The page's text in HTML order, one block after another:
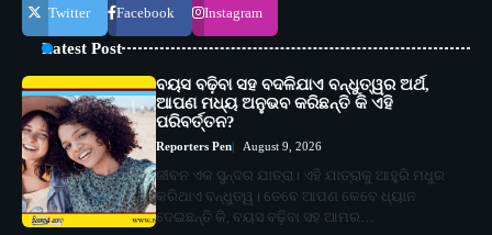
Twitter Facebook Instagram
Latest Post
ବୟସ ବଢ଼ିବା ସହ ବଦଳିଯାଏ ବନ୍ଧୁତ୍ୱର ଅର୍ଥ,
ଆପଣ ମଧ୍ୟ ଅନୁଭବ କରିଛନ୍ତି କି ଏହି
ପରିବର୍ତ୍ତନ?
Reporters Pen August 9, 2026
ଜୀବନ ଏକ ସୁନ୍ଦର ଯାତ୍ରା। ଏହି ଯାତ୍ରାକୁ ଆହୁରି ମଧୁର
କରିଥାଏ ବନ୍ଧୁତ୍ୱ। ତେବେ ଆପଣ କେବେ ଧ୍ୟାନ
ଦେଇଛନ୍ତି କି, ବୟସ ବଢ଼ିବା ସହ ଆମର…